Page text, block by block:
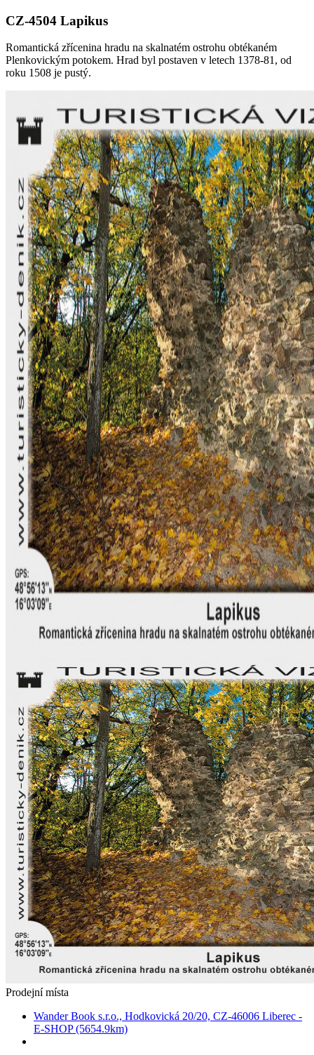
CZ-4504 Lapikus
Romantická zřícenina hradu na skalnatém ostrohu obtékaném
Plenkovickým potokem. Hrad byl postaven v letech 1378-81, od
roku 1508 je pustý.
Prodejní místa
Wander Book s.r.o., Hodkovická 20/20, CZ-46006 Liberec -
E-SHOP (5654.9km)